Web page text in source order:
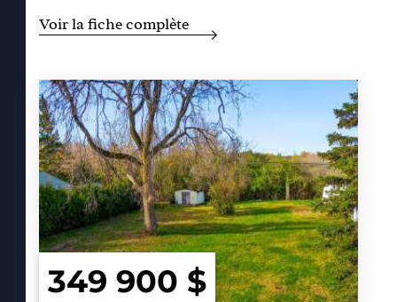
Voir la fiche complète
349 900 $